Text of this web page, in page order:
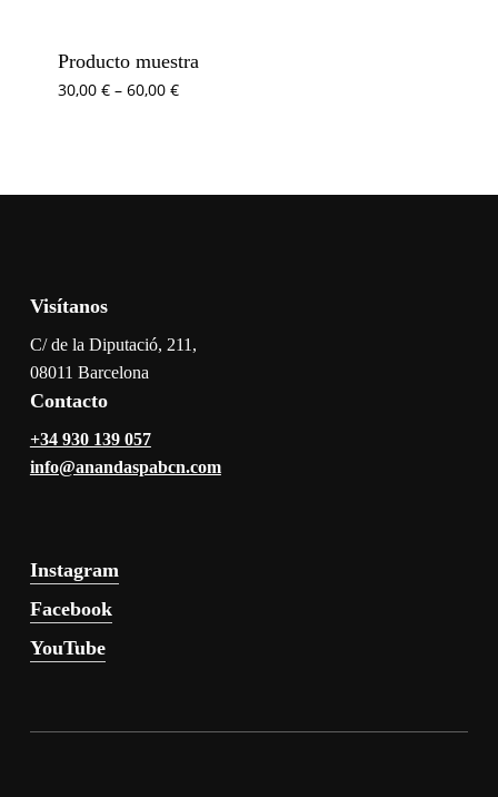
Producto muestra
30,00 €– 60,00 €
Visítanos
C/ de la Diputació, 211,
08011 Barcelona
Contacto
+34 930 139 057
info@anandaspabcn.com
Instagram
Facebook
YouTube